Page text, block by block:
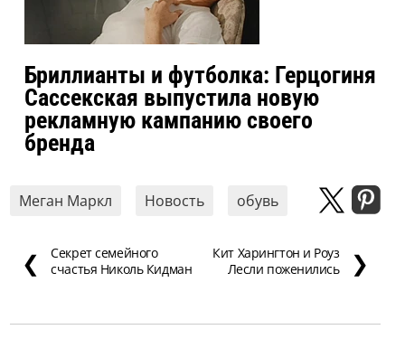
Бриллианты и футболка: Герцогиня
Сассекская выпустила новую
рекламную кампанию своего
бренда
Меган Маркл Новость обувь
❮
Секрет семейного
счастья Николь Кидман
Кит Харингтон и Роуз
Лесли поженились
❯